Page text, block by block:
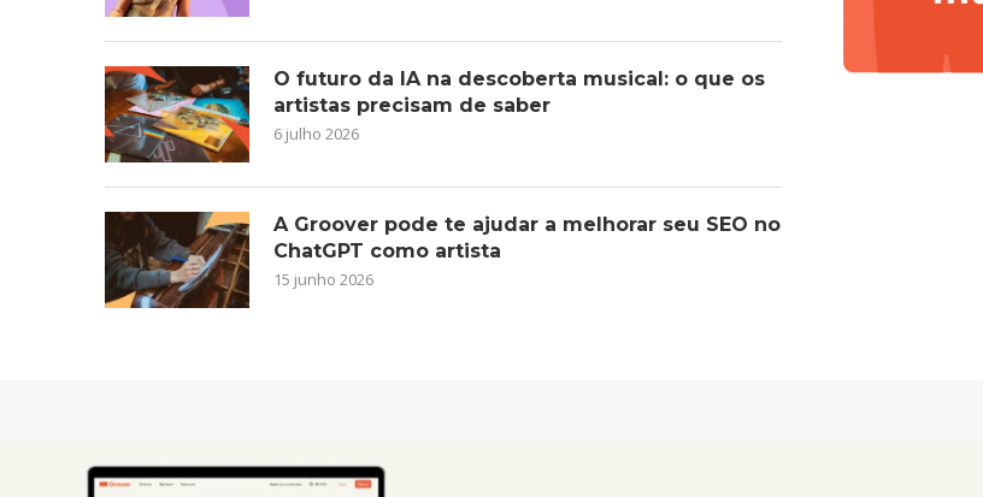
O futuro da IA na descoberta musical: o que os
artistas precisam de saber
6 julho 2026
A Groover pode te ajudar a melhorar seu SEO no
ChatGPT como artista
15 junho 2026